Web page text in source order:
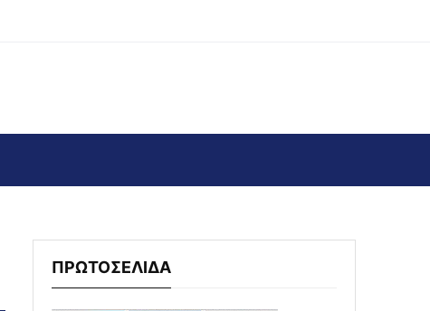
ΠΡΩΤΟΣΕΛΙΔΑ